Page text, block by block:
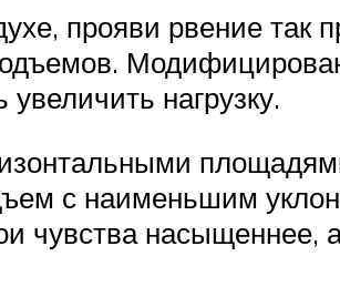
прояви рвение так
нагрузку.
с наименьшим
чувства насыщеннее,